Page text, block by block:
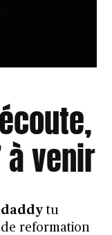
à venir
tu
reformation